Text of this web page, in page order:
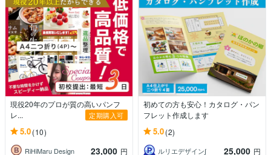
現役20年のプロが質の高いパンフ
レ...
定期購入可
5.0(10)
RiHiMaru Design 23,000 円
初めての方も安心！カタログ・パン
フレット作成します
5.0(2)
ルリエデザイン∫ 25,000 円